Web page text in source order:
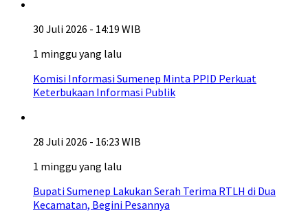
30 Juli 2026 - 14:19 WIB
1 minggu yang lalu
Komisi Informasi Sumenep Minta PPID Perkuat
Keterbukaan Informasi Publik
28 Juli 2026 - 16:23 WIB
1 minggu yang lalu
Bupati Sumenep Lakukan Serah Terima RTLH di Dua
Kecamatan, Begini Pesannya